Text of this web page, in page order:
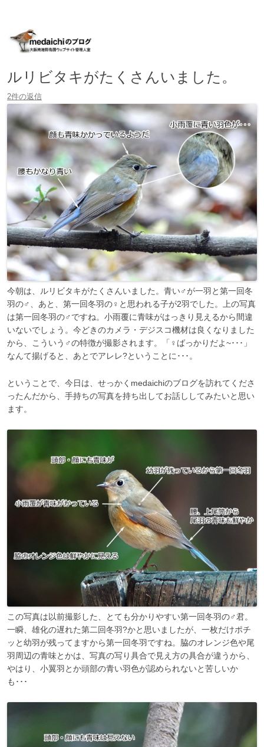
移
動
ルリビタキがたくさんいました。
2件の返信
今朝は、ルリビタキがたくさんいました。青い♂が一羽と第一回冬
羽の♂、あと、第一回冬羽の♀と思われる子が2羽でした。上の写真
は第一回冬羽の♂ですね。小雨覆に青味がはっきり見えるから間違
いないでしょう。今どきのカメラ・デジスコ機材は良くなりました
から、こういう♂の特徴が撮影されます。「♀ばっかりだよ~･･･」
なんて揚げると、あとでアレレ?ということに･･･。
ということで、今日は、せっかくmedaichiのブログを訪れてくださ
ったんだから、手持ちの写真を持ち出してお話ししてみたいと思い
ます。
この写真は以前撮影した、とても分かりやすい第一回冬羽の♂君。
一瞬、雄化の遅れた第二回冬羽?かと思いましたが、一枚だけポチ
ッと幼羽が残ってますから第一回冬羽ですね。脇のオレンジ色や尾
羽周辺の青味とかは、写真の写り具合で見え方の具合が違うから、
やはり、小翼羽とか頭部の青い羽色が認められないと苦しいか
も･･･